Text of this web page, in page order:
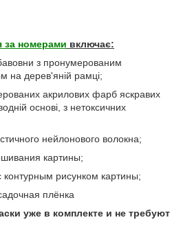
за номерами включає:
з пронумерованим
на дерев'яній рамці;
акрилових фарб яскравих
основі, з нетоксичних
нейлонового волокна;
картины;
рисунком картины;
плёнка
уже в комплекте и не требуют